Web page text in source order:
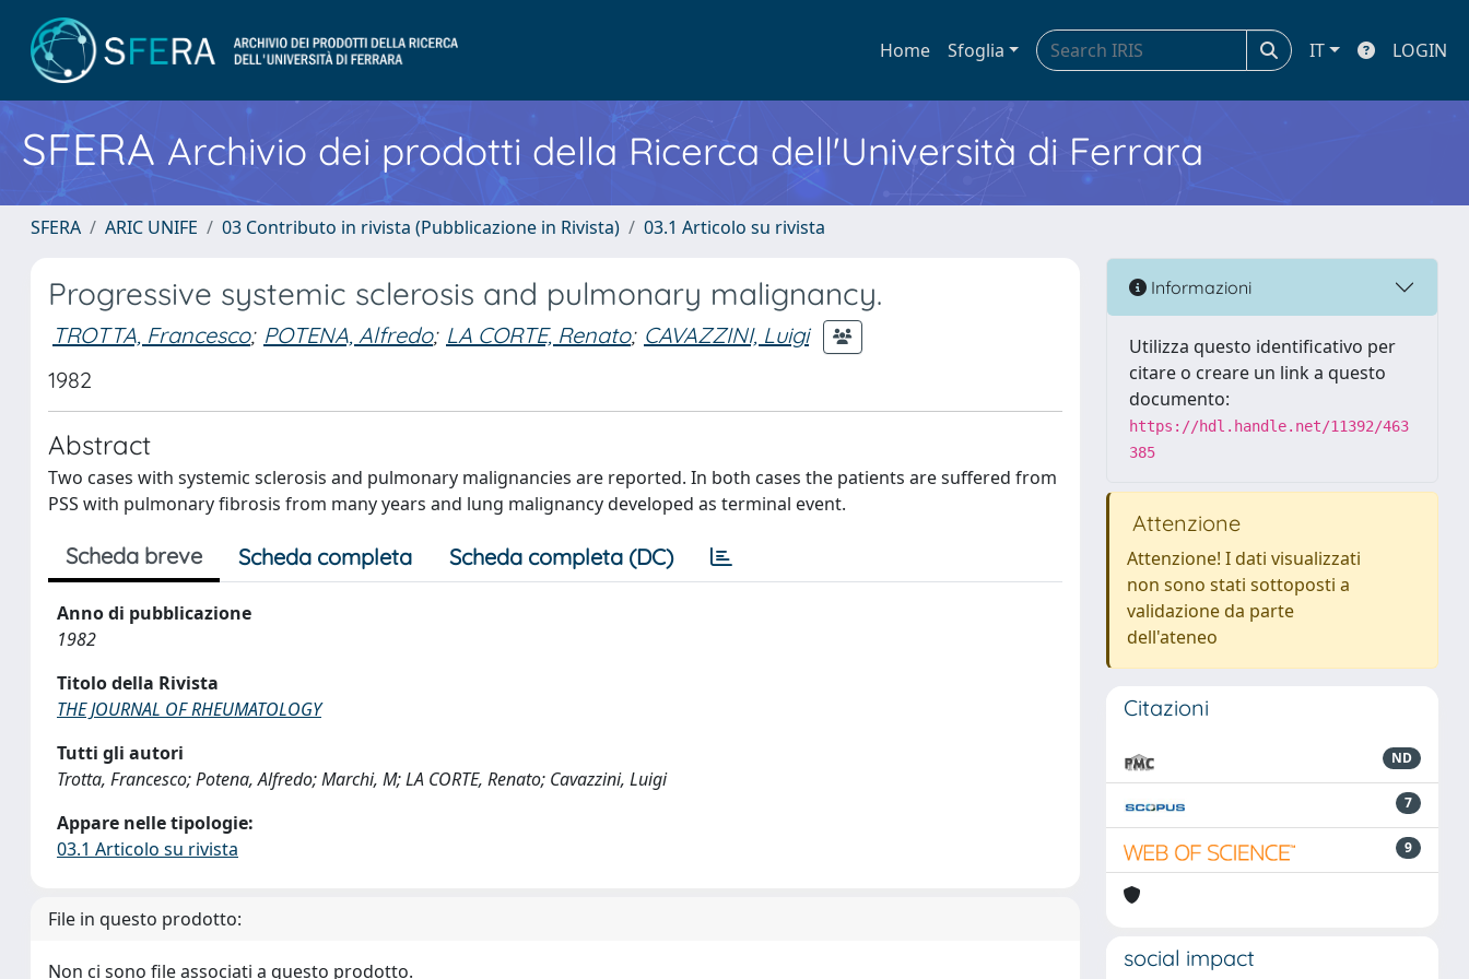
Home Sfoglia IT LOGIN
SFERA Archivio dei prodotti della Ricerca dell'Università di Ferrara
SFERA ARIC UNIFE 03 Contributo in rivista (Pubblicazione in Rivista) 03.1 Articolo su rivista
Progressive systemic sclerosis and pulmonary malignancy.
TROTTA, Francesco; POTENA, Alfredo; LA CORTE, Renato; CAVAZZINI, Luigi
1982
Abstract
Two cases with systemic sclerosis and pulmonary malignancies are reported. In both cases the patients are suffered from
PSS with pulmonary fibrosis from many years and lung malignancy developed as terminal event.
Scheda breve Scheda completa Scheda completa (DC)
Anno di pubblicazione
1982
Titolo della Rivista
THE JOURNAL OF RHEUMATOLOGY
Tutti gli autori
Trotta, Francesco; Potena, Alfredo; Marchi, M; LA CORTE, Renato; Cavazzini, Luigi
Appare nelle tipologie:
03.1 Articolo su rivista
File in questo prodotto:
Non ci sono file associati a questo prodotto.
Informazioni
Utilizza questo identificativo per
citare o creare un link a questo
documento:
https://hdl.handle.net/11392/463
385
Attenzione
Attenzione! I dati visualizzati
non sono stati sottoposti a
validazione da parte
dell'ateneo
Citazioni
ND
7
9
social impact